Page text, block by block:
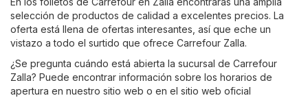
selección de productos de calidad a excelentes precios. La
oferta está llena de ofertas interesantes, así que eche un
vistazo a todo el surtido que ofrece Carrefour Zalla.
¿Se pregunta cuándo está abierta la sucursal de Carrefour
Zalla? Puede encontrar información sobre los horarios de
apertura en nuestro sitio web o en el sitio web oficial